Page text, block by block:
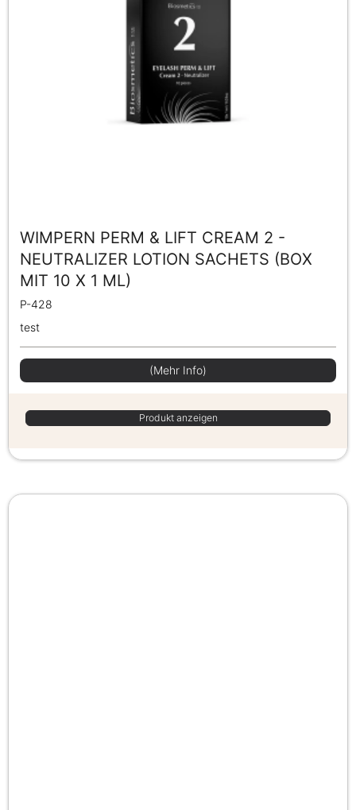
WIMPERN PERM & LIFT CREAM 2 -
NEUTRALIZER LOTION SACHETS (BOX
MIT 10 X 1 ML)
P-428
test
(Mehr Info)
Produkt anzeigen